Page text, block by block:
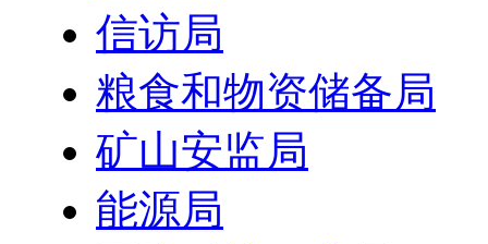
信访局
粮食和物资储备局
矿山安监局
能源局